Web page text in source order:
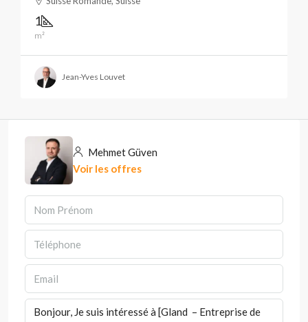
1
m²
Jean-Yves Louvet
Mehmet Güven
Voir les offres